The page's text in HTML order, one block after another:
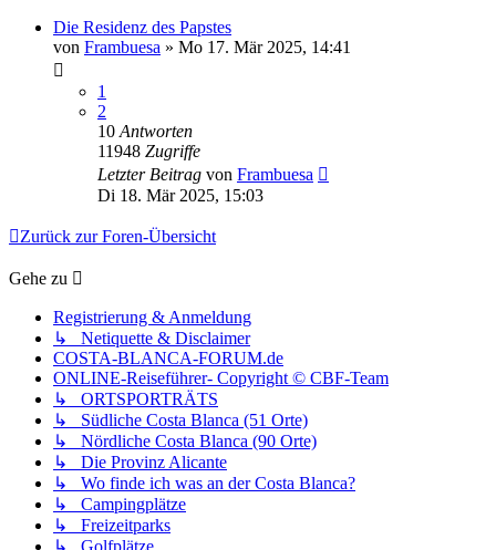
Die Residenz des Papstes
von Frambuesa » Mo 17. Mär 2025, 14:41
1
2
10 Antworten
11948 Zugriffe
Letzter Beitrag von Frambuesa
Di 18. Mär 2025, 15:03
Zurück zur Foren-Übersicht
Gehe zu
Registrierung & Anmeldung
↳ Netiquette & Disclaimer
COSTA-BLANCA-FORUM.de
ONLINE-Reiseführer- Copyright © CBF-Team
↳ ORTSPORTRÄTS
↳ Südliche Costa Blanca (51 Orte)
↳ Nördliche Costa Blanca (90 Orte)
↳ Die Provinz Alicante
↳ Wo finde ich was an der Costa Blanca?
↳ Campingplätze
↳ Freizeitparks
↳ Golfplätze